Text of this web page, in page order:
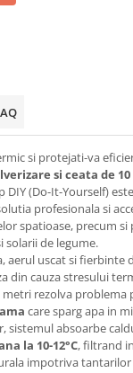
si protejati-va
si ceata de
(Do-It-Yourself)
profesionala si
spatioase, precum
de legume.
aerul uscat si fierbinte
din cauza stresului
rezolva problema
care sparg apa in
sistemul absoarbe
la 10-12°C, filtrand
impotriva